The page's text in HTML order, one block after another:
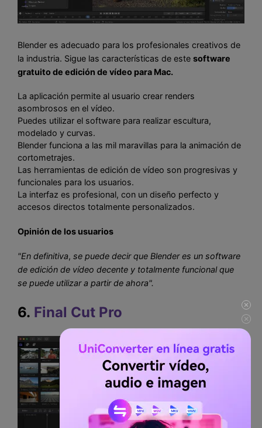
Blender es adecuado para los profesionales creativos de
la industria. Sigue las características de este software
gratuito de edición de vídeo para Mac.
La aplicación permite al usuario crear renders
asombrosos en el vídeo.
Puedes utilizar el software para realizar escultura,
modelado y curvas.
Blender funciona a las mil maravillas para la animación de
cortometrajes.
Las herramientas de edición de vídeo son progresivas y
funcionales para los usuarios.
La interfaz es profesional, con un diseño perfecto y
accesos directos totalmente personalizados.
Opinión de los usuarios
"En definitiva, se puede decir que Blender es un software
de edición de vídeo decente y totalmente funcional que
se puede utilizar a partir de ahora".
6. Final Cut Pro